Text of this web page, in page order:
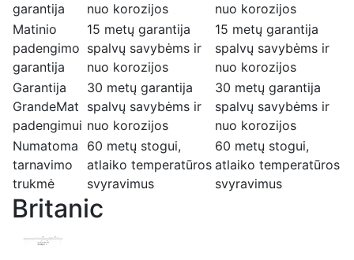
garantija
nuo korozijos
nuo korozijos
Matinio
padengimo
garantija
15 metų garantija
spalvų savybėms ir
nuo korozijos
15 metų garantija
spalvų savybėms ir
nuo korozijos
Garantija
GrandeMat
padengimui
30 metų garantija
spalvų savybėms ir
nuo korozijos
30 metų garantija
spalvų savybėms ir
nuo korozijos
Numatoma
tarnavimo
trukmė
60 metų stogui,
atlaiko temperatūros
svyravimus
60 metų stogui,
atlaiko temperatūros
svyravimus
Britanic